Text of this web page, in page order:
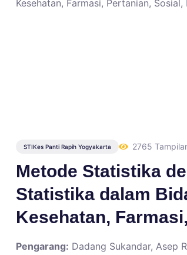
STIKes Panti Rapih Yogyakarta 2765
Metode Statistika
Statistika dalam
Kesehatan,
Pengarang: Dadang Sukandar, Asep